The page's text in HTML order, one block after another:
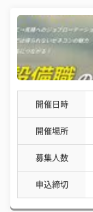
開催日時
開催場所
募集人数
申込締切